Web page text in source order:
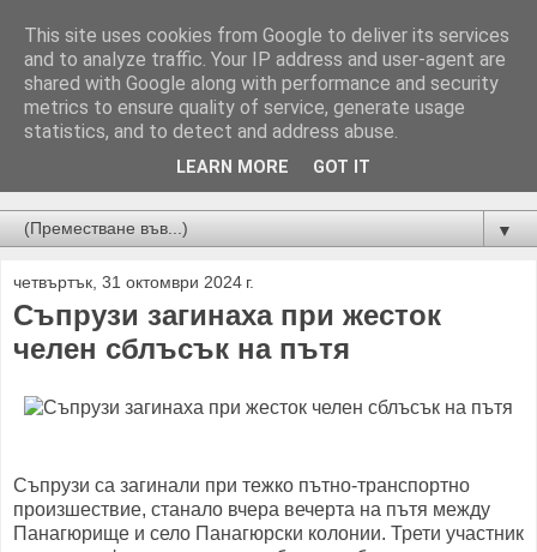
Новини от Бургас, страната и света!
▼
четвъртък, 31 октомври 2024 г.
Съпрузи загинаха при жесток
челен сблъсък на пътя
Съпрузи са загинали при тежко пътно-транспортно
произшествие, станало вчера вечерта на пътя между
Панагюрище и село Панагюрски колонии. Трети участник
This site uses cookies from Google to deliver its services
and to analyze traffic. Your IP address and user-agent are
shared with Google along with performance and security
metrics to ensure quality of service, generate usage
statistics, and to detect and address abuse.
LEARN MORE GOT IT